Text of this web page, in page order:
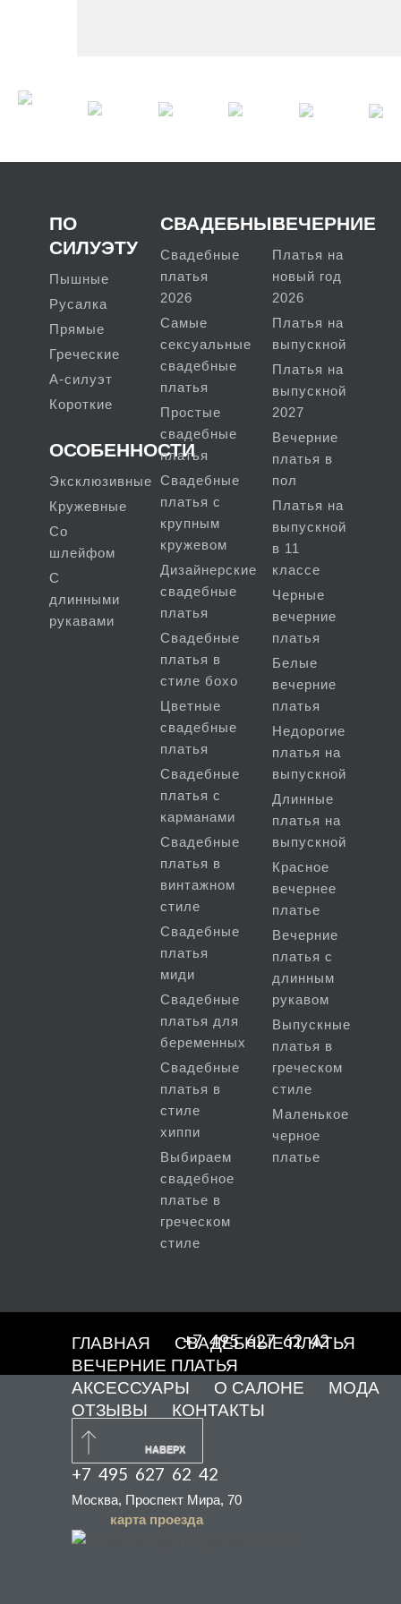
ПО
СИЛУЭТУ
Пышные
Русалка
Прямые
Греческие
А-силуэт
Короткие
ОСОБЕННОСТИ
Эксклюзивные
Кружевные
Со
шлейфом
С
длинными
рукавами
СВАДЕБНЫЕ
Свадебные
платья
2026
Самые
сексуальные
свадебные
платья
Простые
свадебные
платья
Свадебные
платья с
крупным
кружевом
Дизайнерские
свадебные
платья
Свадебные
платья в
стиле бохо
Цветные
свадебные
платья
Свадебные
платья с
карманами
Свадебные
платья в
винтажном
стиле
Свадебные
платья
миди
Свадебные
платья для
беременных
Свадебные
платья в
стиле
хиппи
Выбираем
свадебное
платье в
греческом
стиле
ВЕЧЕРНИЕ
Платья на
новый год
2026
Платья на
выпускной
Платья на
выпускной
2027
Вечерние
платья в
пол
Платья на
выпускной
в 11
классе
Черные
вечерние
платья
Белые
вечерние
платья
Недорогие
платья на
выпускной
Длинные
платья на
выпускной
Красное
вечернее
платье
Вечерние
платья с
длинным
рукавом
Выпускные
платья в
греческом
стиле
Маленькое
черное
платье
ГЛАВНАЯ
СВАДЕБНЫЕ ПЛАТЬЯ
ВЕЧЕРНИЕ ПЛАТЬЯ
АКСЕССУАРЫ
О САЛОНЕ
МОДА
ОТЗЫВЫ
КОНТАКТЫ
+7 495 627 62 42
НАВЕРХ
+7 495 627 62 42
Москва, Проспект Мира, 70
карта проезда